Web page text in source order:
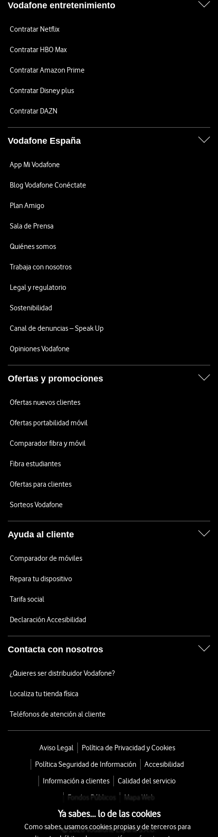
Vodafone entretenimiento
Contratar Netflix
Contratar HBO Max
Contratar Amazon Prime
Contratar Disney plus
Contratar DAZN
Vodafone España
App Mi Vodafone
Blog Vodafone Conéctate
Plan Amigo
Sala de Prensa
Quiénes somos
Trabaja con nosotros
Legal y regulatorio
Sostenibilidad
Canal de denuncias – Speak Up
Opiniones Vodafone
Ofertas y promociones
Ofertas nuevos clientes
Ofertas portabilidad móvil
Comparador fibra y móvil
Fibra estudiantes
Ofertas para clientes
Sorteos Vodafone
Ayuda al cliente
Comparador de móviles
Repara tu dispositivo
Tarifa social
Declaración Accesibilidad
Contacta con nosotros
¿Quieres ser distribuidor Vodafone?
Localiza tu tienda física
Teléfonos de atención al cliente
Aviso Legal
Política de Privacidad y Cookies
Política Seguridad de Información
Accesibilidad
Información a clientes
Calidad del servicio
Fondos Públicos
Mapa Web
© 2026 Vodafone España S.A.U.
Ya sabes... lo de las cookies
Como sabes, usamos cookies propias y de terceros para